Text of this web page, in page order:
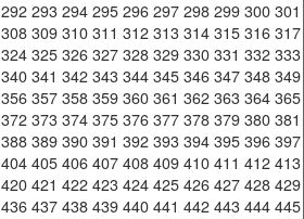
292 293 294 295 296 297 298 299 300 301
308 309 310 311 312 313 314 315 316 317
324 325 326 327 328 329 330 331 332 333
340 341 342 343 344 345 346 347 348 349
356 357 358 359 360 361 362 363 364 365
372 373 374 375 376 377 378 379 380 381
388 389 390 391 392 393 394 395 396 397
404 405 406 407 408 409 410 411 412 413
420 421 422 423 424 425 426 427 428 429
436 437 438 439 440 441 442 443 444 445